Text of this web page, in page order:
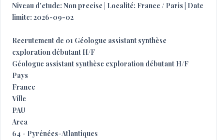
Niveau d'etude: Non precise | Localité: France / Paris | Date
limite: 2026-09-02
Recrutement de 01 Géologue assistant synthèse
exploration débutant H/F
Géologue assistant synthèse exploration débutant H/F
Pays
France
Ville
PAU
Area
64 - Pyrénées-Atlantiques